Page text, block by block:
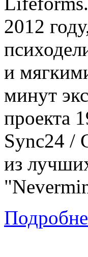
2012
и
минут
проекта
Sync24 /
из